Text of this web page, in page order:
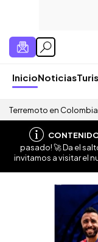
InicioNoticias
Terremoto en Colombia
pasado! 🚀 Da el
invitamos a visitar el